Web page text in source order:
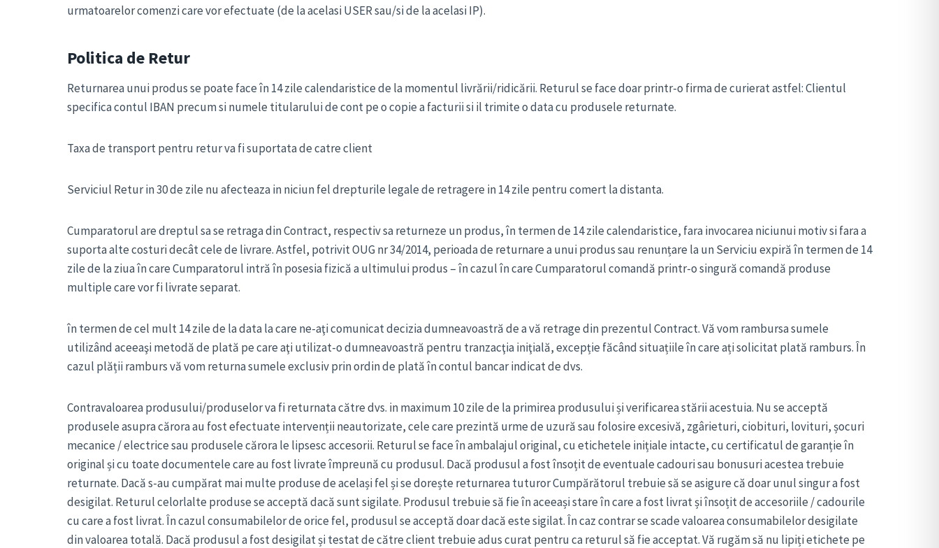
urmatoarelor comenzi care vor efectuate (de la acelasi USER sau/si de la acelasi IP).
Politica de Retur
Returnarea unui produs se poate face în 14 zile calendaristice de la momentul livrării/ridicării. Returul se face doar printr-o firma de curierat astfel: Clientul
specifica contul IBAN precum si numele titularului de cont pe o copie a facturii si il trimite o data cu produsele returnate.
Taxa de transport pentru retur va fi suportata de catre client
Serviciul Retur in 30 de zile nu afecteaza in niciun fel drepturile legale de retragere in 14 zile pentru comert la distanta.
Cumparatorul are dreptul sa se retraga din Contract, respectiv sa returneze un produs, în termen de 14 zile calendaristice, fara invocarea niciunui motiv si fara a
suporta alte costuri decât cele de livrare. Astfel, potrivit OUG nr 34/2014, perioada de returnare a unui produs sau renunțare la un Serviciu expiră în termen de 14
zile de la ziua în care Cumparatorul intră în posesia fizică a ultimului produs – în cazul în care Cumparatorul comandă printr-o singură comandă produse
multiple care vor fi livrate separat.
în termen de cel mult 14 zile de la data la care ne-aţi comunicat decizia dumneavoastră de a vă retrage din prezentul Contract. Vă vom rambursa sumele
utilizând aceeaşi metodă de plată pe care aţi utilizat-o dumneavoastră pentru tranzacţia iniţială, excepție făcând situațiile în care ați solicitat plată ramburs. În
cazul plății ramburs vă vom returna sumele exclusiv prin ordin de plată în contul bancar indicat de dvs.
Contravaloarea produsului/produselor va fi returnata către dvs. in maximum 10 zile de la primirea produsului și verificarea stării acestuia. Nu se acceptă
produsele asupra cărora au fost efectuate intervenții neautorizate, cele care prezintă urme de uzură sau folosire excesivă, zgârieturi, ciobituri, lovituri, șocuri
mecanice / electrice sau produsele cărora le lipsesc accesorii. Returul se face în ambalajul original, cu etichetele inițiale intacte, cu certificatul de garanție în
original și cu toate documentele care au fost livrate împreună cu produsul. Dacă produsul a fost însoțit de eventuale cadouri sau bonusuri acestea trebuie
returnate. Dacă s-au cumpărat mai multe produse de același fel și se dorește returnarea tuturor Cumpărătorul trebuie să se asigure că doar unul singur a fost
desigilat. Returul celorlalte produse se acceptă dacă sunt sigilate. Produsul trebuie să fie în aceeași stare în care a fost livrat și însoțit de accesoriile / cadourile
cu care a fost livrat. În cazul consumabilelor de orice fel, produsul se acceptă doar dacă este sigilat. În caz contrar se scade valoarea consumabilelor desigilate
din valoarea totală. Dacă produsul a fost desigilat și testat de către client trebuie adus curat pentru ca returul să fie acceptat. Vă rugăm să nu lipiți etichete pe